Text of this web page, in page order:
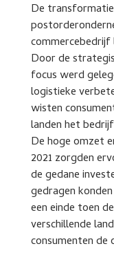
De
commercebedrijf
Door de
focus werd
logistieke
wisten
landen het
De hoge omzet
2021 zorgden
de gedane
gedragen
een einde toen
verschillende
consumenten de